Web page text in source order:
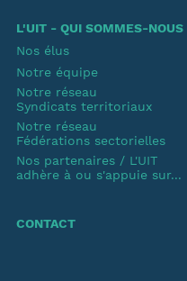
L'UIT - QUI SOMMES-NOUS
Nos élus
Notre équipe
Notre réseau
Syndicats territoriaux
Notre réseau
Fédérations sectorielles
Nos partenaires / L'UIT
adhère à ou s'appuie sur...
CONTACT